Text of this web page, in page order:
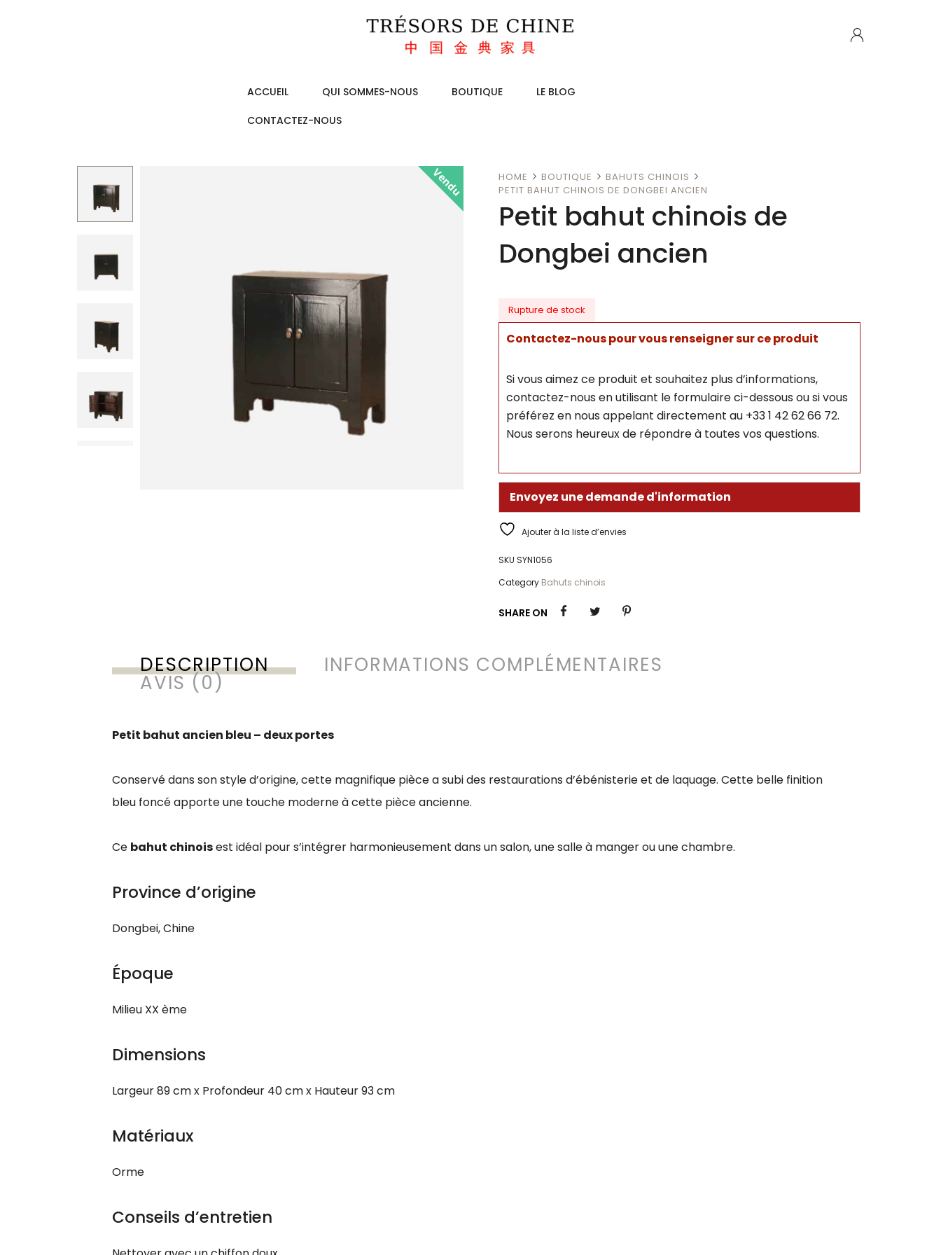
ACCUEIL QUI SOMMES-NOUS BOUTIQUE LE BLOG
CONTACTEZ-NOUS
Vendu HOME BOUTIQUE
BAHUTS CHINOIS
PETIT BAHUT CHINOIS DE DONGBEI ANCIEN
Petit bahut chinois de
Dongbei ancien
Rupture de stock
Contactez-nous pour vous renseigner sur ce produit
Si vous aimez ce produit et souhaitez plus d’informations,
contactez-nous en utilisant le formulaire ci-dessous ou si vous
préférez en nous appelant directement au +33 1 42 62 66 72.
Nous serons heureux de répondre à toutes vos questions.
Envoyez une demande d'information
Ajouter à la liste d’envies
SKU SYN1056
Category Bahuts chinois
SHARE ON
DESCRIPTION INFORMATIONS COMPLÉMENTAIRES
AVIS (0)
Petit bahut ancien bleu – deux portes
Conservé dans son style d’origine, cette magnifique pièce a subi des restaurations d’ébénisterie et de laquage. Cette belle finition
bleu foncé apporte une touche moderne à cette pièce ancienne.
Ce bahut chinoisest idéal pour s’intégrer harmonieusement dans un salon, une salle à manger ou une chambre.
Province d’origine
Dongbei, Chine
Époque
Milieu XX ème
Dimensions
Largeur 89 cm x Profondeur 40 cm x Hauteur 93 cm
Matériaux
Orme
Conseils d’entretien